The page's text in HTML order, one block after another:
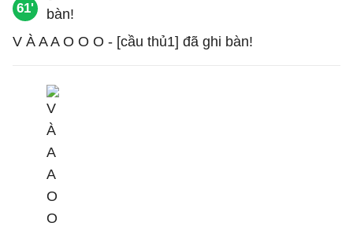
61'
V À A A O O O - [cầu thủ1] đã ghi bàn!